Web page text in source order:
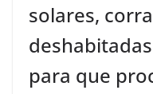
solares,
para que